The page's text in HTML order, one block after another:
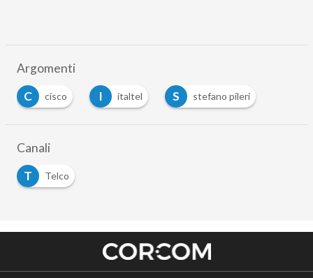
Argomenti
C
cisco I italtel S stefano pileri
Canali
T
Telco